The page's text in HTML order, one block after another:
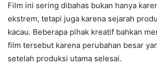
Film ini sering dibahas bukan hanya
ekstrem, tetapi juga karena sejarah
kacau. Beberapa pihak kreatif bahkan
film tersebut karena perubahan besar
setelah produksi utama selesai.